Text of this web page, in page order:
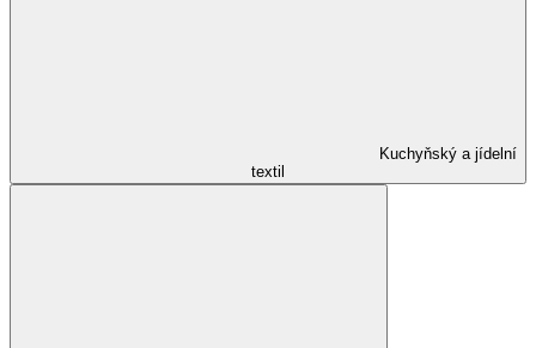
Kuchyňský a jídelní
textil